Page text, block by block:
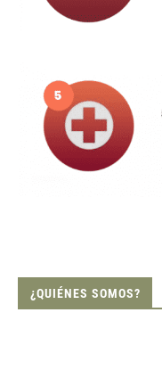
¿QUIÉNES SOMOS?